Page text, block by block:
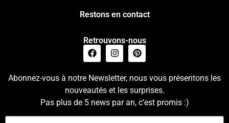
Restons en contact
Retrouvons-nous
Abonnez-vous à notre Newsletter, nous vous présentons les
nouveautés et les surprises.
Pas plus de 5 news par an, c’est promis :)